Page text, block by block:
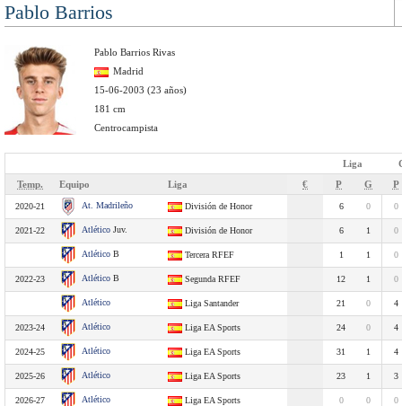
Pablo Barrios
Pablo Barrios Rivas
Madrid
15-06-2003 (23 años)
181 cm
Centrocampista
Liga
Temp.
Equipo Liga € P G P
2020-21 At. Madrileño División de Honor 6 0 0
2021-22 Atlético Juv. División de Honor 6 1 0
Atlético B Tercera RFEF 1 1 0
2022-23 Atlético B Segunda RFEF 12 1 0
Atlético Liga Santander 21 0 4
2023-24 Atlético Liga EA Sports 24 0 4
2024-25 Atlético Liga EA Sports 31 1 4
2025-26 Atlético Liga EA Sports 23 1 3
2026-27 Atlético Liga EA Sports 0 0 0